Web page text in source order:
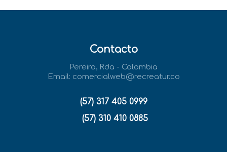
Contacto
Pereira, Rda - Colombia
Email: comercialweb@recreatur.co
(57) 317 405 0999
(57) 310 410 0885